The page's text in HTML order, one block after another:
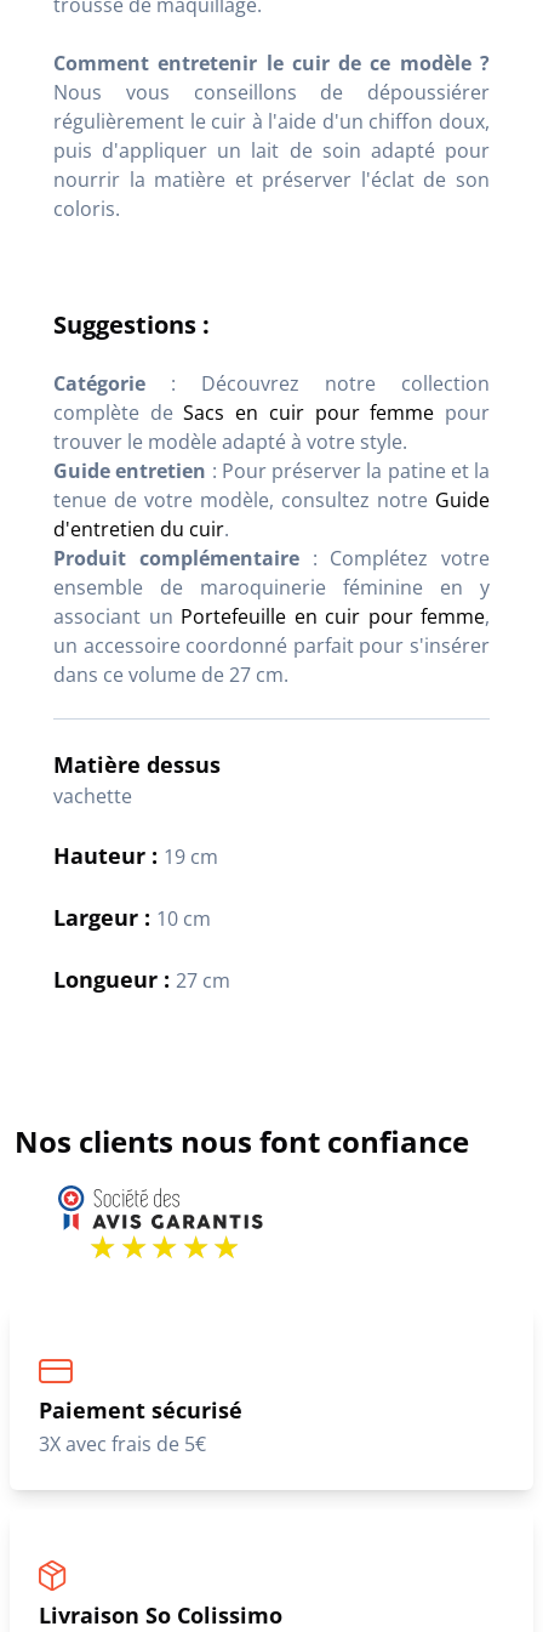
Comment entretenir le cuir de ce modèle ?
Nous vous conseillons de dépoussiérer
régulièrement le cuir à l'aide d'un chiffon doux,
puis d'appliquer un lait de soin adapté pour
nourrir la matière et préserver l'éclat de son
coloris.
Suggestions :
Catégorie : Découvrez notre collection
complète deSacs en cuir pour femme pour
trouver le modèle adapté à votre style.
Guide entretien : Pour préserver la patine et la
tenue de votre modèle, consultez notre Guide
d'entretien du cuir.
Produit complémentaire: Complétez votre
ensemble de maroquinerie féminine en y
associant un Portefeuille en cuir pour femme,
un accessoire coordonné parfait pour s'insérer
dans ce volume de 27 cm.
Matière dessus
vachette
Hauteur : 19 cm
Largeur : 10 cm
Longueur : 27 cm
Nos clients nous font confiance
Paiement sécurisé
3X avec frais de 5€
Livraison So Colissimo